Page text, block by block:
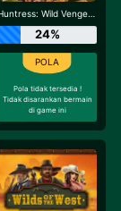
Huntress: Wild Vengeance
24%
Pola tidak tersedia !
Tidak disarankan bermain
di game ini